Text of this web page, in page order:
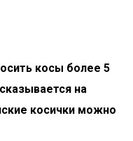
косы более 5
на
косички можно